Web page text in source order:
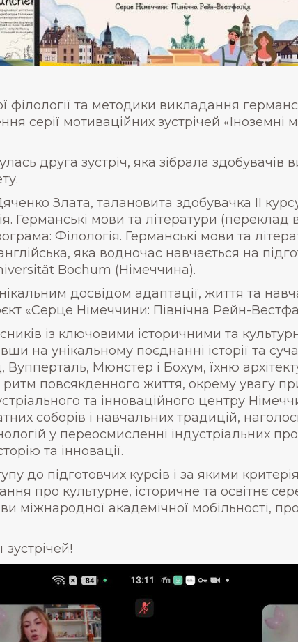
та методики викладання
серії мотиваційних зустрічей «Іноземні
друга зустріч, яка зібрала здобувачів
Злата, талановита здобувачка ІІ
Германські мови та літератури (переклад
Філологія. Германські мови та
яка водночас навчається на
Bochum (Німеччина).
досвідом адаптації, життя та
«Серце Німеччини: Північна Рейн-
із ключовими історичними та
на унікальному поєднанні історії та
Вупперталь, Мюнстер і Бохум, їхню
повсякденного життя, окрему увагу
та інноваційного центру
соборів і навчальних традицій,
у переосмисленні індустріальних
та інновації.
до підготовчих курсів і за якими
про культурне, історичне та освітнє
міжнародної академічної мобільності,